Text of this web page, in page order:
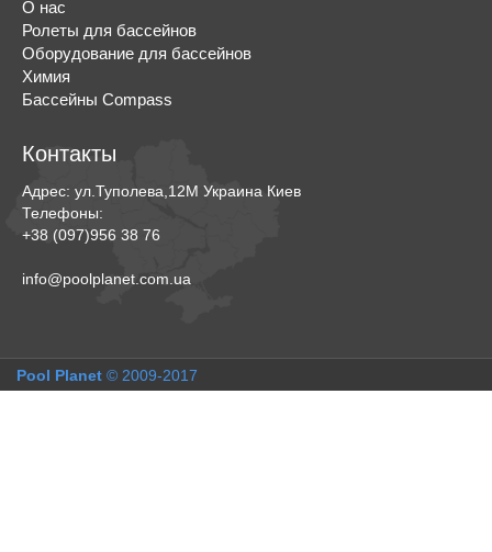
О нас
Ролеты для бассейнов
Оборудование для бассейнов
Химия
Бассейны Compass
Контакты
Адрес: ул.Туполева,12М Украина Киев
Телефоны:
+38 (097)956 38 76
info@poolplanet.com.ua
Pool Planet © 2009-2017